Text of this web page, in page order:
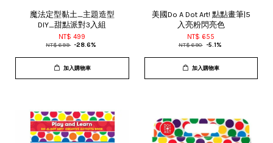
魔法定型黏土_主題造型
DIY_甜點派對3入組
NT$ 499
NT$ 699 -28.6%
加入購物車
美國Do A Dot Art! 點點畫筆|5
入亮粉閃亮色
NT$ 655
NT$ 690 -5.1%
加入購物車